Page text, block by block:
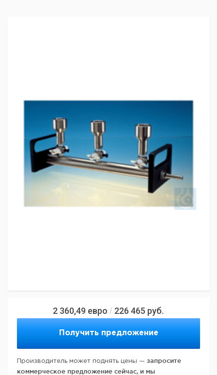
2 360,49 евро / 226 465 руб.
Получить предложение
Производитель может поднять цены — запросите
коммерческое предложение сейчас, и мы